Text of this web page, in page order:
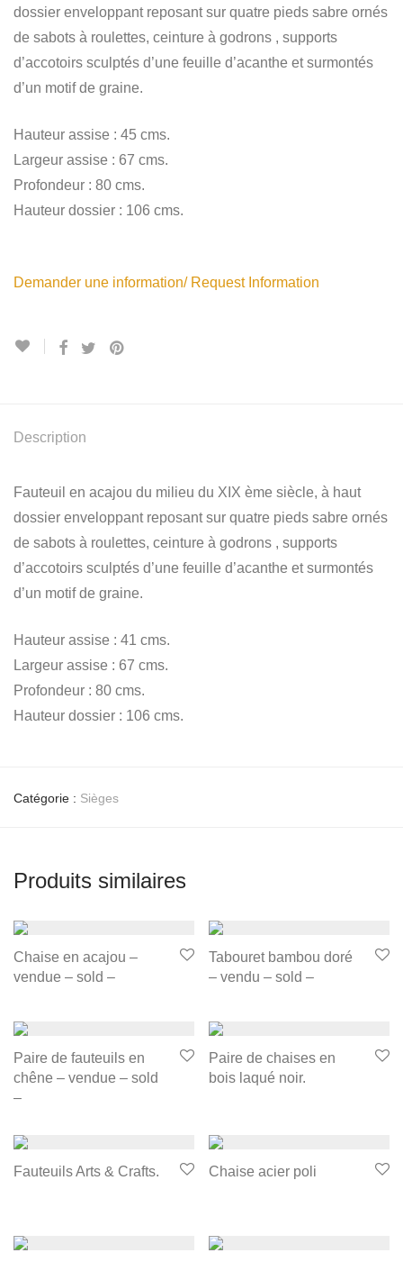
dossier enveloppant reposant sur quatre pieds sabre ornés
de sabots à roulettes, ceinture à godrons , supports
d’accotoirs sculptés d’une feuille d’acanthe et surmontés
d’un motif de graine.
Hauteur assise : 45 cms.
Largeur assise : 67 cms.
Profondeur : 80 cms.
Hauteur dossier : 106 cms.
Demander une information/ Request Information
Description
Fauteuil en acajou du milieu du XIX ème siècle, à haut
dossier enveloppant reposant sur quatre pieds sabre ornés
de sabots à roulettes, ceinture à godrons , supports
d’accotoirs sculptés d’une feuille d’acanthe et surmontés
d’un motif de graine.
Hauteur assise : 41 cms.
Largeur assise : 67 cms.
Profondeur : 80 cms.
Hauteur dossier : 106 cms.
Catégorie : Sièges
Produits similaires
Chaise en acajou –
vendue – sold –
Tabouret bambou doré
– vendu – sold –
Paire de fauteuils en
chêne – vendue – sold
–
Paire de chaises en
bois laqué noir.
Fauteuils Arts & Crafts. Chaise acier poli